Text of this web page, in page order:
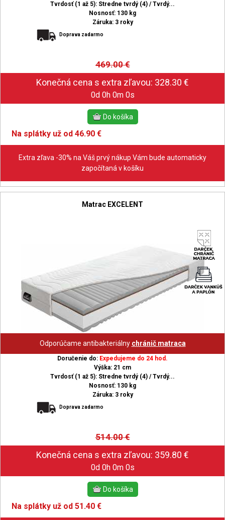
Tvrdosť (1 až 5): Stredne tvrdý (4) / Tvrdý...
Nosnosť: 130 kg
Záruka: 3 roky
Doprava zadarmo
469.00€
0d 0h 0m 0s
Na splátky už od 46.90 €
Extra zľava -30% na Váš prvý nákup Vám bude automaticky
započítaná v košíku
Matrac EXCELENT
Odporúčame antibakteriálny chránič matraca
Doručenie do: Expedujeme do 24 hod.
Výška: 21 cm
Tvrdosť (1 až 5): Stredne tvrdý (4) / Tvrdý...
Nosnosť: 130 kg
Záruka: 3 roky
Doprava zadarmo
514.00€
0d 0h 0m 0s
Na splátky už od 51.40 €